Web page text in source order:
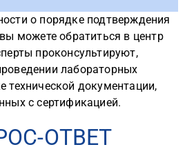
о порядке подтверждения
можете обратиться в центр
проконсультируют,
лабораторных
технической документации,
с сертификацией.
ОТВЕТ